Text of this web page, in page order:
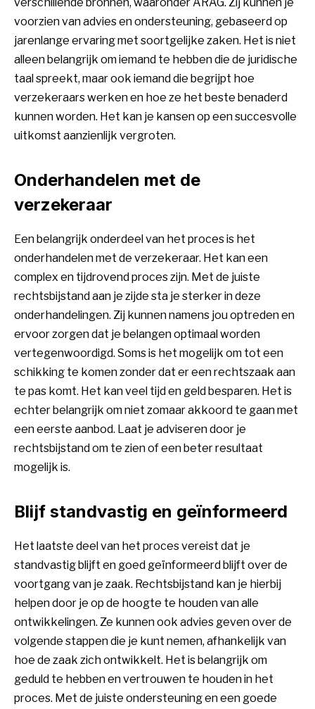
voorzien van advies en ondersteuning, gebaseerd op
jarenlange ervaring met soortgelijke zaken. Het is niet
alleen belangrijk om iemand te hebben die de juridische
taal spreekt, maar ook iemand die begrijpt hoe
verzekeraars werken en hoe ze het beste benaderd
kunnen worden. Het kan je kansen op een succesvolle
uitkomst aanzienlijk vergroten.
Onderhandelen met de
verzekeraar
Een belangrijk onderdeel van het proces is het
onderhandelen met de verzekeraar. Het kan een
complex en tijdrovend proces zijn. Met de juiste
rechtsbijstand aan je zijde sta je sterker in deze
onderhandelingen. Zij kunnen namens jou optreden en
ervoor zorgen dat je belangen optimaal worden
vertegenwoordigd. Soms is het mogelijk om tot een
schikking te komen zonder dat er een rechtszaak aan
te pas komt. Het kan veel tijd en geld besparen. Het is
echter belangrijk om niet zomaar akkoord te gaan met
een eerste aanbod. Laat je adviseren door je
rechtsbijstand om te zien of een beter resultaat
mogelijk is.
Blijf standvastig en geïnformeerd
Het laatste deel van het proces vereist dat je
standvastig blijft en goed geïnformeerd blijft over de
voortgang van je zaak. Rechtsbijstand kan je hierbij
helpen door je op de hoogte te houden van alle
ontwikkelingen. Ze kunnen ook advies geven over de
volgende stappen die je kunt nemen, afhankelijk van
hoe de zaak zich ontwikkelt. Het is belangrijk om
geduld te hebben en vertrouwen te houden in het
proces. Met de juiste ondersteuning en een goede